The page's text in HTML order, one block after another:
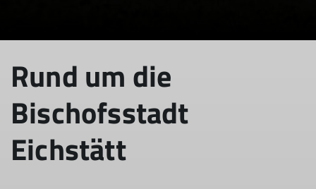
Rund um die
Bischofsstadt
Eichstätt